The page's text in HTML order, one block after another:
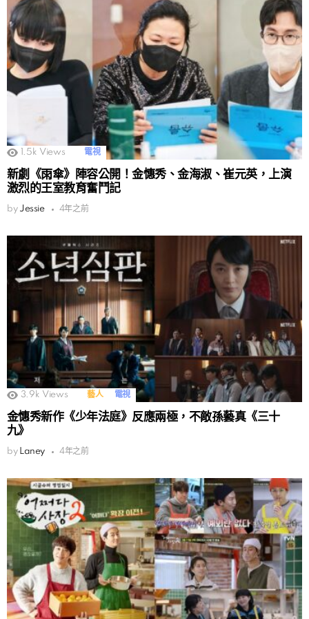
1.5k Views 電視
新劇《雨傘》陣容公開！金憓秀、金海淑、崔元英，上演
激烈的王室教育奮鬥記
by Jessie 4年之前
3.9k Views 藝人 電視
金憓秀新作《少年法庭》反應兩極，不敵孫藝真《三十
九》
by Laney 4年之前